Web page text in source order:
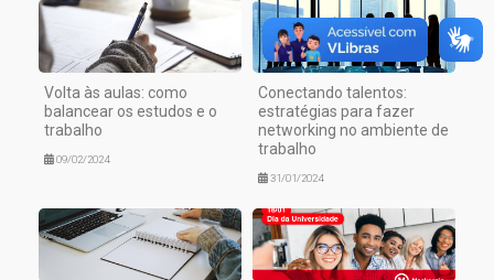
Volta às aulas: como
balancear os estudos e o
trabalho
09/02/2024
Conectando talentos:
estratégias para fazer
networking no ambiente de
trabalho
31/01/2024